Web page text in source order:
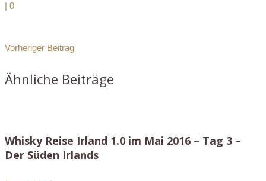
| 0
Vorheriger Beitrag
Ähnliche Beiträge
Whisky Reise Irland 1.0 im Mai 2016 – Tag 3 –
Der Süden Irlands